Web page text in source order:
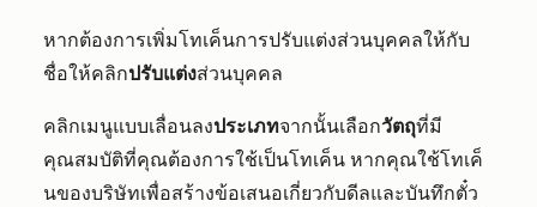
หากต้องการเพิ่มโทเค็นการปรับแต่งส่วนบุคคลให้กับ
ชื่อให้คลิกปรับแต่งส่วนบุคคล
คลิกเมนูแบบเลื่อนลงประเภทจากนั้นเลือกวัตถุที่มี
คุณสมบัติที่คุณต้องการใช้เป็นโทเค็น หากคุณใช้โทเค็
นของบริษัทเพื่อสร้างข้อเสนอเกี่ยวกับดีลและบันทึกตั๋ว